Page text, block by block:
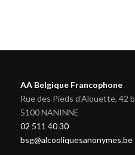
AA Belgique Francophone
Rue des Pieds d'Alouette, 42 b
5100 NANINNE
02 511 40 30
bsg@alcooliquesanonymes.be